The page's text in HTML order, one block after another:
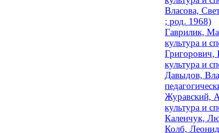
Власова,
; род. 1968)
Гаврилик,
культура и
Григорович,
культура и
Давыдов,
Журавский,
культура и
Каленчук,
Колб,